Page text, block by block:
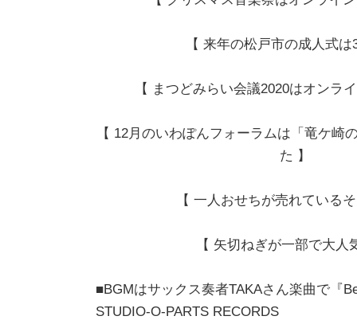
【 来年の松戸市の成人式
【 まつどみらい会議2020はオンラ
【 12月のいわぽんフォーラムは「竜ケ崎
た 】
【 一人おせちが売れている
【 矢切ねぎが一部で大人
■BGMはサックス奏者TAKAさん楽曲で『
STUDIO-O-PARTS RECORDS